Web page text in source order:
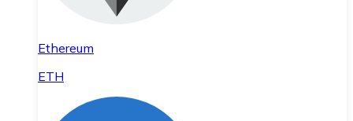
Ethereum
ETH